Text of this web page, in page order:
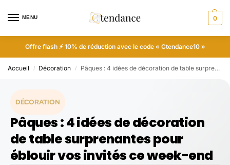
MENU 0
Offre flash ⚡ 10% de réduction avec le code « Ctendance10 »
Accueil / Décoration / Pâques : 4 idées de décoration de table surprenantes pour éblouir vos invités ce week-end
DÉCORATION
Pâques : 4 idées de décoration
de table surprenantes pour
éblouir vos invités ce week-end